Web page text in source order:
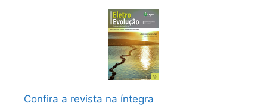
Confira a revista na íntegra